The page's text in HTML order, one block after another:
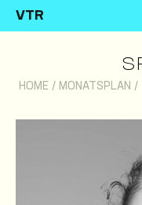
VTR
HOME / MONATSPLAN /